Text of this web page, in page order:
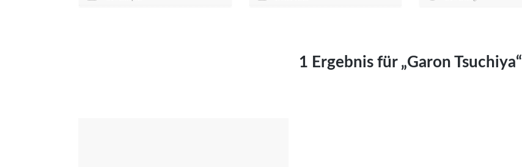
Maximilian Kosing
1 Ergebnis für „Garon Tsuchiya“